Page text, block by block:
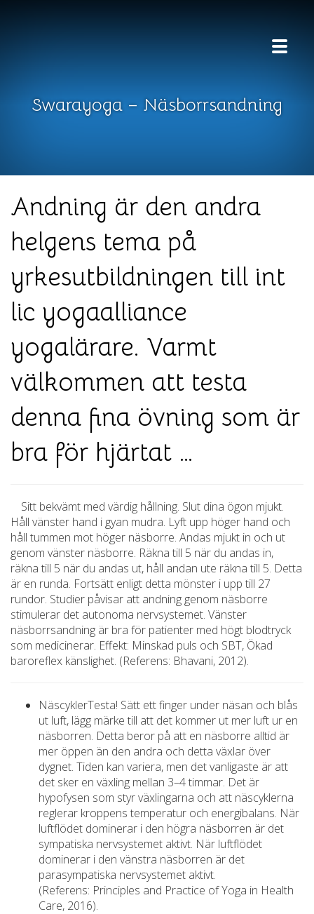
Swarayoga – Näsborrsandning
Andning är den andra
helgens tema på
yrkesutbildningen till int
lic yogaalliance
yogalärare. Varmt
välkommen att testa
denna fina övning som är
bra för hjärtat …
Sitt bekvämt med värdig hållning. Slut dina ögon mjukt.
Håll vänster hand i gyan mudra. Lyft upp höger hand och
håll tummen mot höger näsborre. Andas mjukt in och ut
genom vänster näsborre. Räkna till 5 när du andas in,
räkna till 5 när du andas ut, håll andan ute räkna till 5. Detta
är en runda. Fortsätt enligt detta mönster i upp till 27
rundor. Studier påvisar att andning genom näsborre
stimulerar det autonoma nervsystemet. Vänster
näsborrsandning är bra för patienter med högt blodtryck
som medicinerar. Effekt: Minskad puls och SBT, Ökad
baroreflex känslighet. (Referens: Bhavani, 2012).
NäscyklerTesta! Sätt ett finger under näsan och blås
ut luft, lägg märke till att det kommer ut mer luft ur en
näsborren. Detta beror på att en näsborre alltid är
mer öppen än den andra och detta växlar över
dygnet. Tiden kan variera, men det vanligaste är att
det sker en växling mellan 3–4 timmar. Det är
hypofysen som styr växlingarna och att näscyklerna
reglerar kroppens temperatur och energibalans. När
luftflödet dominerar i den högra näsborren är det
sympatiska nervsystemet aktivt. När luftflödet
dominerar i den vänstra näsborren är det
parasympatiska nervsystemet aktivt.
(Referens: Principles and Practice of Yoga in Health
Care, 2016).